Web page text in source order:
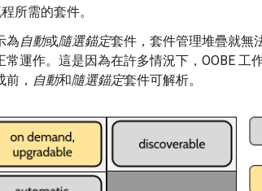
所需的套件。
為自動或隨選錨定套件，套件管理堆疊就無
常運作。這是因為在許多情況下，OOBE 工
， 自動和隨選錨定套件可解析。